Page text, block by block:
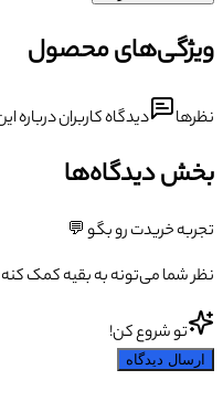
ویژگی‌های محصول
نظرها دیدگاه کاربران
بخش دیدگاه‌ها
تجربه خریدت رو بگو 💬
نظر شما می‌تونه به بقیه کمک
تو شروع کن!
ارسال دیدگاه